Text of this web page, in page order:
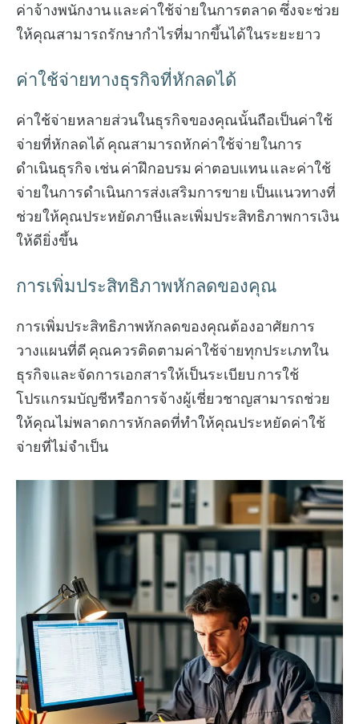
ค่าจ้างพนักงาน และค่าใช้จ่ายในการตลาด ซึ่งจะช่วย
ให้คุณสามารถรักษากำไรที่มากขึ้นได้ในระยะยาว
ค่าใช้จ่ายทางธุรกิจที่หักลดได้
ค่าใช้จ่ายหลายส่วนในธุรกิจของคุณนั้นถือเป็นค่าใช้
จ่ายที่หักลดได้ คุณสามารถหักค่าใช้จ่ายในการ
ดำเนินธุรกิจ เช่น ค่าฝึกอบรม ค่าตอบแทน และค่าใช้
จ่ายในการดำเนินการส่งเสริมการขาย เป็นแนวทางที่
ช่วยให้คุณประหยัดภาษีและเพิ่มประสิทธิภาพการเงิน
ให้ดียิ่งขึ้น
การเพิ่มประสิทธิภาพหักลดของคุณ
การเพิ่มประสิทธิภาพหักลดของคุณต้องอาศัยการ
วางแผนที่ดี คุณควรติดตามค่าใช้จ่ายทุกประเภทใน
ธุรกิจและจัดการเอกสารให้เป็นระเบียบ การใช้
โปรแกรมบัญชีหรือการจ้างผู้เชี่ยวชาญสามารถช่วย
ให้คุณไม่พลาดการหักลดที่ทำให้คุณประหยัดค่าใช้
จ่ายที่ไม่จำเป็น